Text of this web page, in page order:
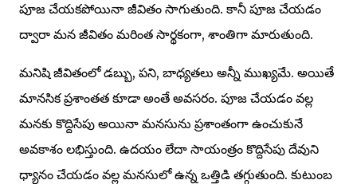
పూజ చేయకపోయినా జీవితం సాగుతుంది. కానీ పూజ చేయడం
ద్వారా మన జీవితం మరింత సార్థకంగా, శాంతిగా మారుతుంది.
మనిషి జీవితంలో డబ్బు, పని, బాధ్యతలు అన్నీ ముఖ్యమే. అయితే
మానసిక ప్రశాంతత కూడా అంతే అవసరం. పూజ చేయడం వల్ల
మనకు కొద్దిసేపు అయినా మనసును ప్రశాంతంగా ఉంచుకునే
అవకాశం లభిస్తుంది. ఉదయం లేదా సాయంత్రం కొద్దిసేపు దేవుని
ధ్యానం చేయడం వల్ల మనసులో ఉన్న ఒత్తిడి తగ్గుతుంది. కుటుంబ